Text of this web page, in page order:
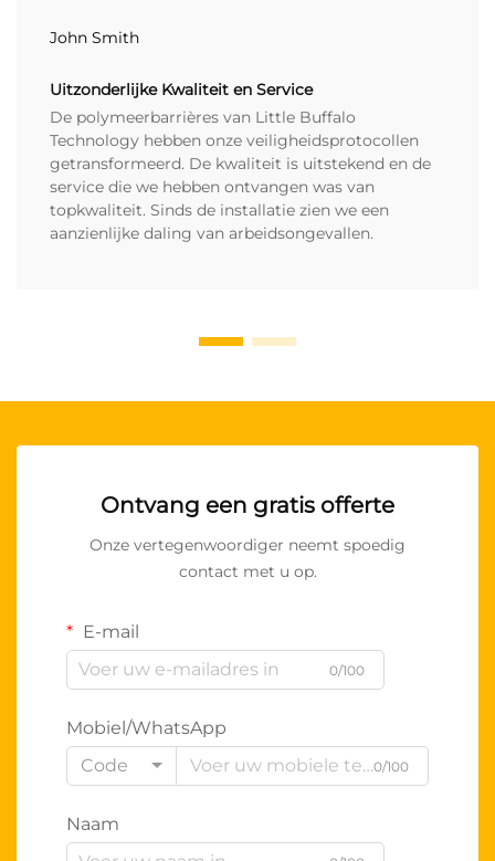
John Smith
Uitzonderlijke Kwaliteit en Service
De polymeerbarrières van Little Buffalo
Technology hebben onze veiligheidsprotocollen
getransformeerd. De kwaliteit is uitstekend en de
service die we hebben ontvangen was van
topkwaliteit. Sinds de installatie zien we een
aanzienlijke daling van arbeidsongevallen.
Ontvang een gratis offerte
Onze vertegenwoordiger neemt spoedig
contact met u op.
E-mail
0/100
Mobiel/WhatsApp
Code
0/100
Naam